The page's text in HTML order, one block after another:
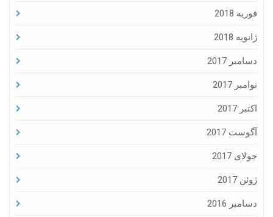
فوریه 2018
ژانویه 2018
دسامبر 2017
نوامبر 2017
اکتبر 2017
آگوست 2017
جولای 2017
ژوئن 2017
دسامبر 2016